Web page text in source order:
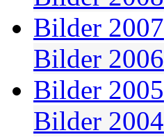
Bilder 2007
Bilder 2006
Bilder 2005
Bilder 2004